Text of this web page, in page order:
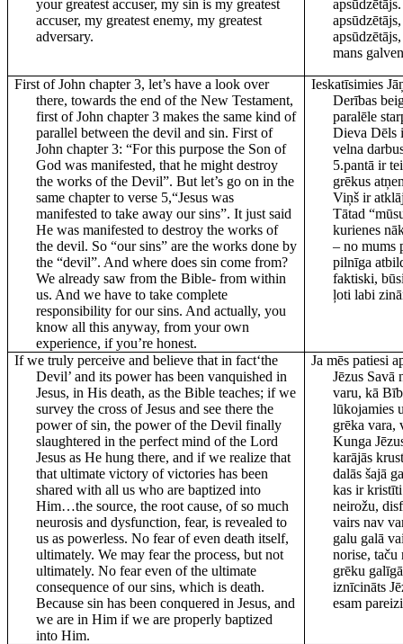
your greatest accuser, my sin is my greatest
accuser, my greatest enemy, my greatest
adversary.
mans
First of John chapter 3, let’s have a look over
there, towards the end of the New Testament,
first of John chapter 3 makes the same kind of
parallel between the devil and sin. First of
John chapter 3: “For this purpose the Son of
God was manifested, that he might destroy
the works of the Devil”. But let’s go on in the
same chapter to verse 5,“Jesus was
manifested to take away our sins”. It just said
He was manifested to destroy the works of
the devil. So “our sins” are the works done by
the “devil”. And where does sin come from?
We already saw from the Bible- from within
us. And we have to take complete
responsibility for our sins. And actually, you
know all this anyway, from your own
experience, if you’re honest.
Ieskatīsimies
Derības
paralēle
Dieva Dēls
velna
5.pantā ir
grēkus
Viņš ir
Tātad
kurienes
– no mums
pilnīga
faktiski,
ļoti labi
If we truly perceive and believe that in fact‘the
Devil’ and its power has been vanquished in
Jesus, in His death, as the Bible teaches; if we
survey the cross of Jesus and see there the
power of sin, the power of the Devil finally
slaughtered in the perfect mind of the Lord
Jesus as He hung there, and if we realize that
that ultimate victory of victories has been
shared with all us who are baptized into
Him…the source, the root cause, of so much
neurosis and dysfunction, fear, is revealed to
us as powerless. No fear of even death itself,
ultimately. We may fear the process, but not
ultimately. No fear even of the ultimate
consequence of our sins, which is death.
Because sin has been conquered in Jesus, and
we are in Him if we are properly baptized
into Him.
Ja mēs patiesi
Jēzus Savā
varu, kā
lūkojamies
grēka vara,
Kunga
karājās
dalās šajā
kas ir
neirožu,
vairs nav
galu galā
norise, taču
grēku
iznīcināts
esam